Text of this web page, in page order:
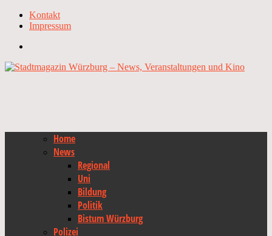
Kontakt
Impressum
Home
News
Regional
Uni
Bildung
Politik
Bistum Würzburg
Polizei